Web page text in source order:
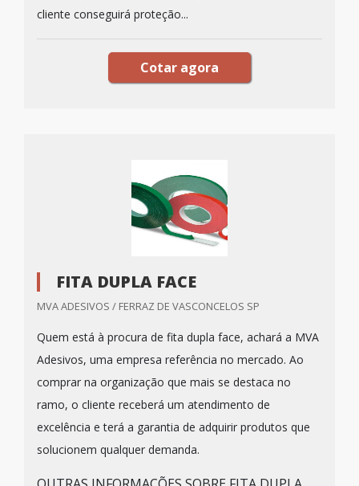
cliente conseguirá proteção...
Cotar agora
FITA DUPLA FACE
MVA ADESIVOS / FERRAZ DE VASCONCELOS SP
Quem está à procura de fita dupla face, achará a MVA
Adesivos, uma empresa referência no mercado. Ao
comprar na organização que mais se destaca no
ramo, o cliente receberá um atendimento de
excelência e terá a garantia de adquirir produtos que
solucionem qualquer demanda.